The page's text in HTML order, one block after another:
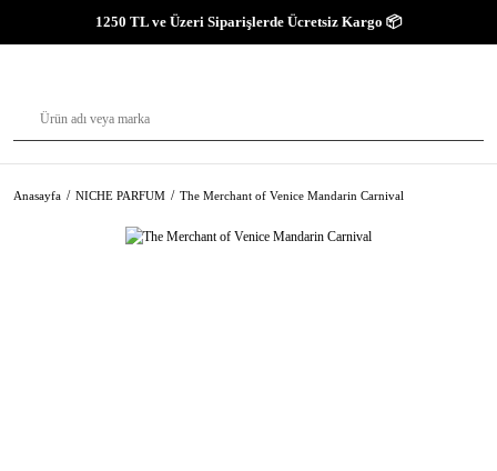
1250 TL ve Üzeri Siparişlerde Ücretsiz Kargo 📦
Anasayfa NICHE PARFUM The Merchant of Venice Mandarin Carnival